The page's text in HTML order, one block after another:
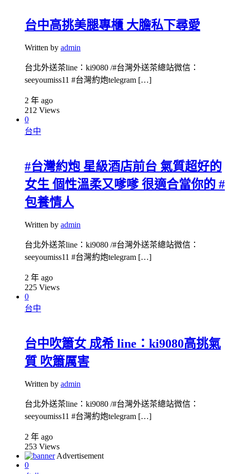
台中高挑美腿專櫃 大膽私下尋愛
Written by admin
台北外送茶line：ki9080 /#台灣外送茶總站微信：
seeyoumiss11 #台灣約炮telegram […]
2 年 ago
212 Views
0
台中
#台灣約炮 星級酒店前台 氣質超好的
女生 個性溫柔又嗲嗲 很適合當你的 #
包養情人
Written by admin
台北外送茶line：ki9080 /#台灣外送茶總站微信：
seeyoumiss11 #台灣約炮telegram […]
2 年 ago
225 Views
0
台中
台中吹簫女 成希 line：ki9080高挑氣
質 吹簫厲害
Written by admin
台北外送茶line：ki9080 /#台灣外送茶總站微信：
seeyoumiss11 #台灣約炮telegram […]
2 年 ago
253 Views
Advertisement
0